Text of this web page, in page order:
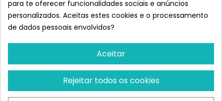
Faça a sua compra sem sair de casa e enviar-lha-emos
em menos de 48 horas.
FAZ PARTE
DA FAMÍLIA SUPERPET
para te oferecer funcionalidades sociais e anúncios
personalizados. Aceitas estes cookies e o processamento
de dados pessoais envolvidos?
Aceitar
Rejeitar todos os cookies